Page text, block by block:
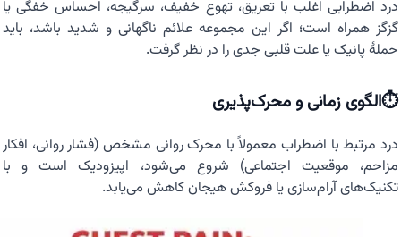
درد اضطرابی اغلب با تعریق، تهوع خفیف، سرگیجه، احساس خفگی یا
گزگز همراه است؛ اگر این مجموعه علائم ناگهانی و شدید باشد، باید
حملهٔ پانیک یا علت قلبی جدی را در نظر گرفت.
⏱️الگوی زمانی و محرک‌پذیری
درد مرتبط با اضطراب معمولاً با محرک روانی مشخص (فشار روانی، افکار
مزاحم، موقعیت اجتماعی) شروع می‌شود، اپیزودیک است و با
تکنیک‌های آرام‌سازی یا فروکش هیجان کاهش می‌یابد.